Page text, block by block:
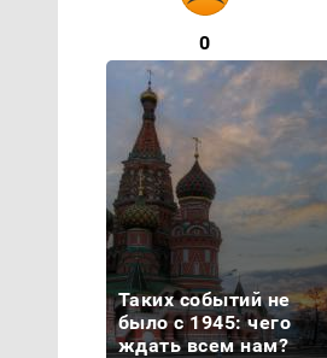
0
Таких событий не
было с 1945: чего
ждать всем нам?